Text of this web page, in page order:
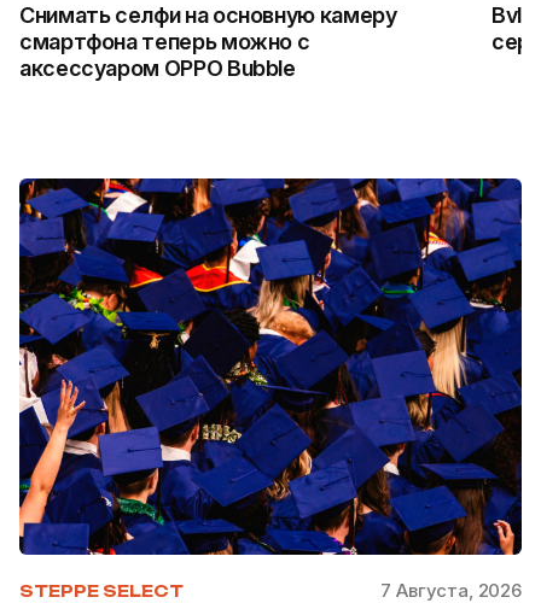
Снимать селфи на основную камеру
смартфона теперь можно с
аксессуаром OPPO Bubble
STEPPE SELECT 7 Августа, 2026